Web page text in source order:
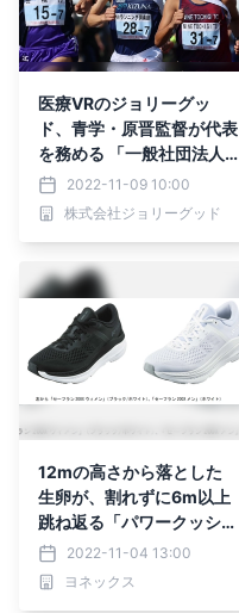
医療VRのジョリーグッ
ド、青学・原晋監督が代表
を務める 「一般社団法人
アスリートキャリアセンタ
ー」に協賛
2022-11-09 10:00
株式会社ジョリーグッド
12mの高さから落とした
生卵が、割れずに6m以上
跳ね返る「パワークッショ
ン®プラス」搭載 ヨネッ
クス史上最高級のクッショ
ン性と安定性でひざや脚へ
2022-11-04 13:00
ヨネックス